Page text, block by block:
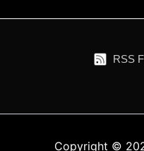
RSS
Copyright ©